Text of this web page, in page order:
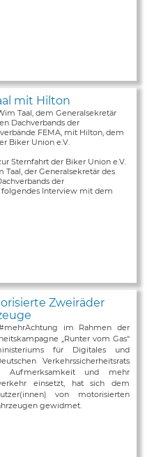
mit Hilton
Taal, dem Generalsekretär
Dachverbands der
FEMA, mit Hilton, dem
Biker Union e.V.
Sternfahrt der Biker Union e.V.
Taal, der Generalsekretär des
der
folgendes Interview mit dem
Zweiräder
im Rahmen der
„Runter vom Gas“
für Digitales und
Verkehrssicherheitsrats
und mehr
einsetzt, hat sich dem
von motorisierten
gewidmet.